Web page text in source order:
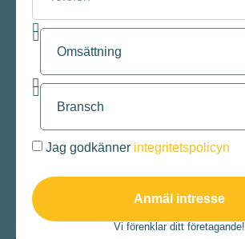
Jag godkänner integritetspolicyn
Anmäl intresse
Vi förenklar ditt företagande!